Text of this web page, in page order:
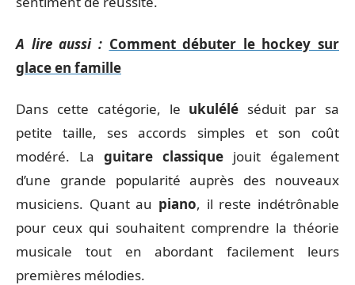
A lire aussi : Comment débuter le hockey sur
glace en famille
Dans cette catégorie, le ukulélé séduit par sa
petite taille, ses accords simples et son coût
modéré. La guitare classique jouit également
d’une grande popularité auprès des nouveaux
musiciens. Quant au piano, il reste indétrônable
pour ceux qui souhaitent comprendre la théorie
musicale tout en abordant facilement leurs
premières mélodies.